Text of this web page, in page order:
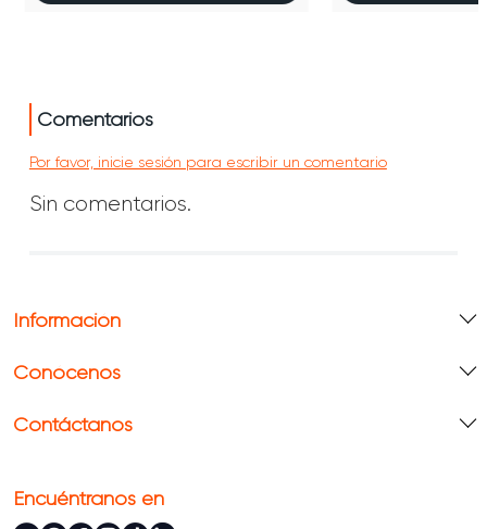
Comentarios
Por favor, inicie sesión para escribir un comentario
Sin comentarios.
Información
Conócenos
Contáctanos
Encuéntranos en